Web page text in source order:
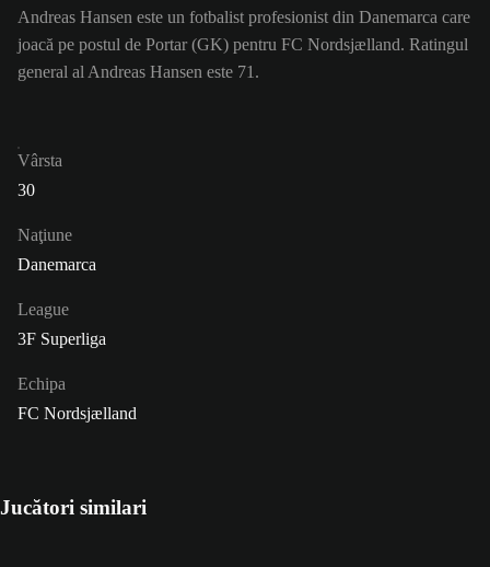
Andreas Hansen este un fotbalist profesionist din Danemarca care
joacă pe postul de Portar (GK) pentru FC Nordsjælland. Ratingul
general al Andreas Hansen este 71.
Vârsta
30
Naţiune
Danemarca
League
3F Superliga
Echipa
FC Nordsjælland
Jucători similari